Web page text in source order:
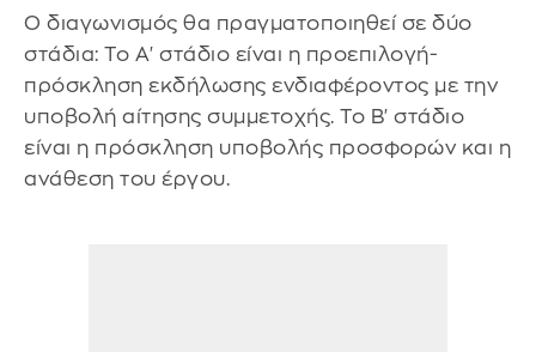
Ο διαγωνισμός θα πραγματοποιηθεί σε δύο
στάδια: Το Α' στάδιο είναι η προεπιλογή-
πρόσκληση εκδήλωσης ενδιαφέροντος με την
υποβολή αίτησης συμμετοχής. Το Β' στάδιο
είναι η πρόσκληση υποβολής προσφορών και η
ανάθεση του έργου.